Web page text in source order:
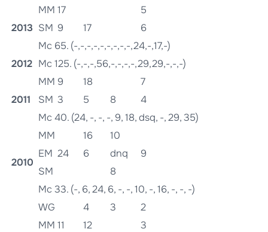
2013
MM 17
5
SM 9 17
6
Mc 65. (-,-,-,-,-,-,-,-,-,24,-,17,-)
2012 Mc 125. (-,-,-,56,-,-,-,-,29,29,-,-,-)
2011
MM 9 18
7
SM 3 5 8
4
Mc 40. (24, -, -, -, 9, 18, dsq, -, 29, 35)
2010
MM 16
10
EM 24 6 dnq
9
SM
8
Mc 33. (-, 6, 24, 6, -, -, 10, -, 16, -, -, -)
WG 4 3
2
MM 11 12
3